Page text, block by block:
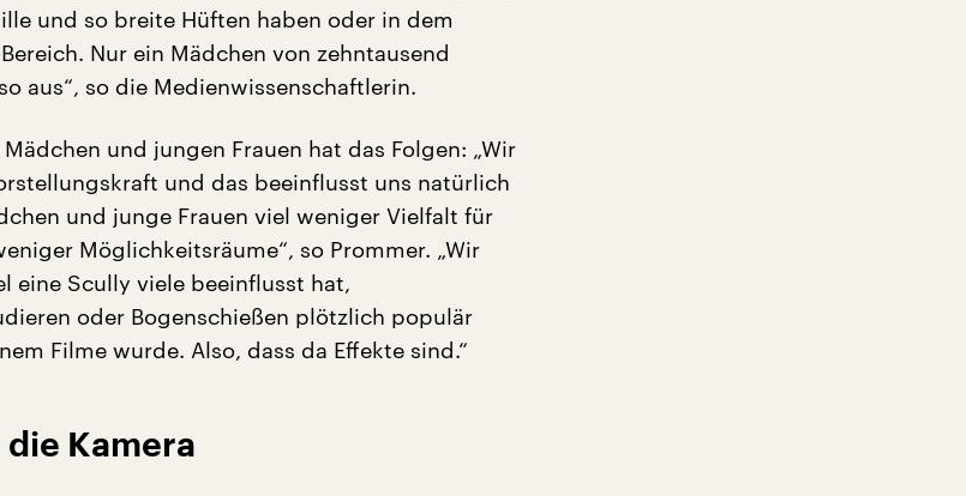
und so breite Hüften haben oder in dem
Nur ein Mädchen von zehntausend
aus“, so die Medienwissenschaftlerin.
und jungen Frauen hat das Folgen: „Wir
und das beeinflusst uns natürlich
und junge Frauen viel weniger Vielfalt für
Möglichkeitsräume“, so Prommer. „Wir
eine Scully viele beeinflusst hat,
oder Bogenschießen plötzlich populär
Filme wurde. Also, dass da Effekte sind.“
Kamera